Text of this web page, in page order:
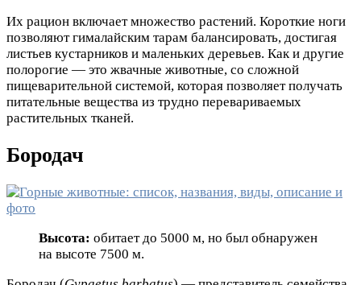
Их рацион включает множество растений. Короткие ноги
позволяют гималайским тарам балансировать, достигая
листьев кустарников и маленьких деревьев. Как и другие
полорогие — это жвачные животные, со сложной
пищеварительной системой, которая позволяет получать
питательные вещества из трудно перевариваемых
растительных тканей.
Бородач
Высота: обитает до 5000 м, но был обнаружен
на высоте 7500 м.